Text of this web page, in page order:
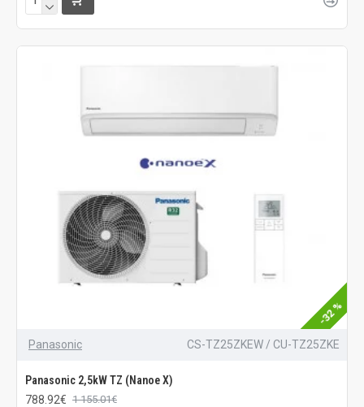
-32 %
Panasonic CS-TZ25ZKEW / CU-TZ25ZKE
Panasonic 2,5kW TZ (Nanoe X)
788.92€ 1 155.01€